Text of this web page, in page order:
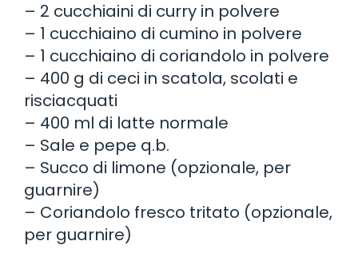
– 2 cucchiaini di curry in polvere
– 1 cucchiaino di cumino in polvere
– 1 cucchiaino di coriandolo in polvere
– 400 g di ceci in scatola, scolati e
risciacquati
– 400 ml di latte normale
– Sale e pepe q.b.
– Succo di limone (opzionale, per
guarnire)
– Coriandolo fresco tritato (opzionale,
per guarnire)